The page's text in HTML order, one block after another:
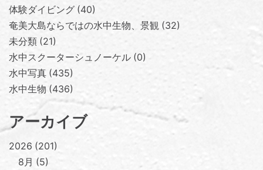
体験ダイビング 40
奄美大島ならではの水中生物、景観 32
未分類 21
水中スクーターシュノーケル 0
水中写真 435
水中生物 436
アーカイブ
2026 201
8月
5